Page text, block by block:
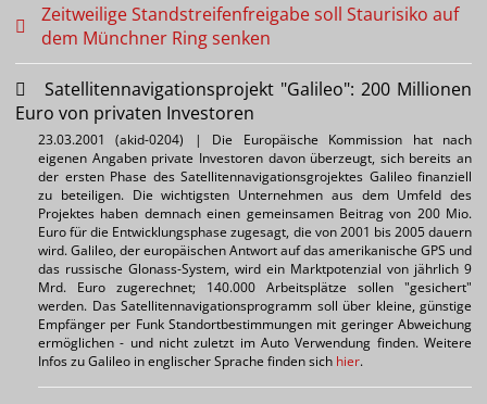
Zeitweilige Standstreifenfreigabe soll Staurisiko auf
dem Münchner Ring senken
Satellitennavigationsprojekt "Galileo": 200 Millionen
Euro von privaten Investoren
23.03.2001 (akid-0204) | Die Europäische Kommission hat nach
eigenen Angaben private Investoren davon überzeugt, sich bereits an
der ersten Phase des Satellitennavigationsgrojektes Galileo finanziell
zu beteiligen. Die wichtigsten Unternehmen aus dem Umfeld des
Projektes haben demnach einen gemeinsamen Beitrag von 200 Mio.
Euro für die Entwicklungsphase zugesagt, die von 2001 bis 2005 dauern
wird. Galileo, der europäischen Antwort auf das amerikanische GPS und
das russische Glonass-System, wird ein Marktpotenzial von jährlich 9
Mrd. Euro zugerechnet; 140.000 Arbeitsplätze sollen "gesichert"
werden. Das Satellitennavigationsprogramm soll über kleine, günstige
Empfänger per Funk Standortbestimmungen mit geringer Abweichung
ermöglichen - und nicht zuletzt im Auto Verwendung finden. Weitere
Infos zu Galileo in englischer Sprache finden sich hier.